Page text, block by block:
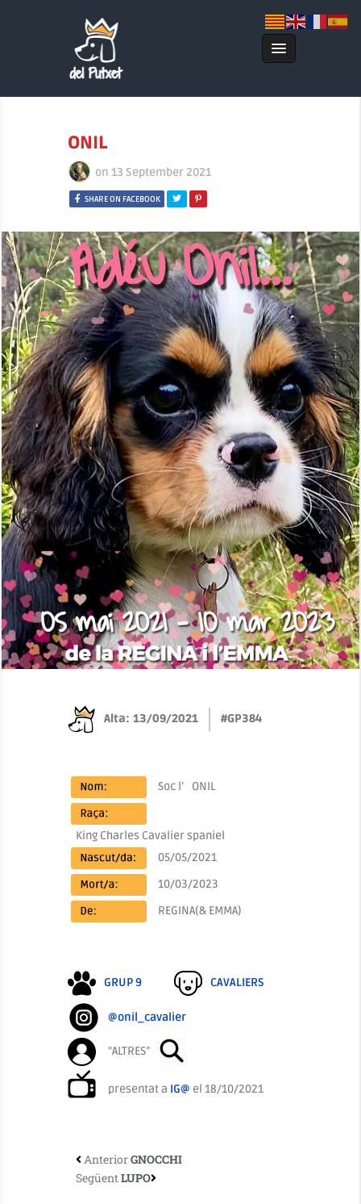
ONIL
on 13 September 2021
SHARE ON FACEBOOK
Alta: 13/09/2021 #GP384
Soc l’ ONIL
King Charles Cavalier spaniel
05/05/2021
10/03/2023
REGINA(& EMMA)
GRUP 9 CAVALIERS
@onil_cavalier
“ALTRES”
presentat a IG@ el 18/10/2021
AnteriorGNOCCHI
Següent LUPO